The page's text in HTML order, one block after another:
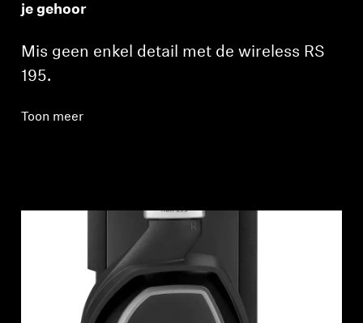
je gehoor
Mis geen enkel detail met de wireless RS
195.
Toon meer